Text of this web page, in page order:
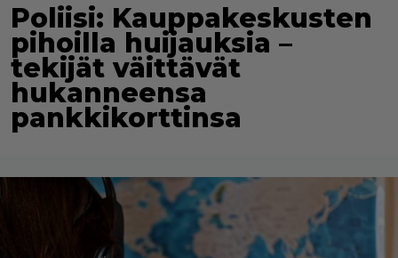
Poliisi: Kauppakeskusten
pihoilla huijauksia –
tekijät väittävät
hukanneensa
pankkikorttinsa